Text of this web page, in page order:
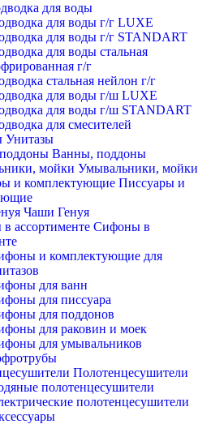
для воды
для воды г/г LUXE
для воды г/г STANDART
для воды стальная
г/г
стальная нейлон г/г
для воды г/ш LUXE
для воды г/ш STANDART
для смесителей
Унитазы
Ванны, поддоны
Умывальники, мойки
Писсуары и
Чаши Генуя
Сифоны в
и комплектующие для
для ванн
для писсуара
для поддонов
для раковин и моек
для умывальников
Полотенцесушители
полотенцесушители
полотенцесушители